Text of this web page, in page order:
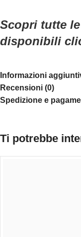
Scopri tutte
disponibili
Informazioni
Recensioni (0)
Spedizione e
Ti potrebbe